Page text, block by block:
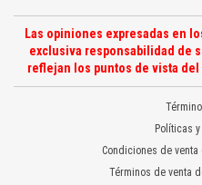
Las opiniones expresadas en
exclusiva responsabilidad de
reflejan los puntos de vista
Políticas
Condiciones de
Términos de venta